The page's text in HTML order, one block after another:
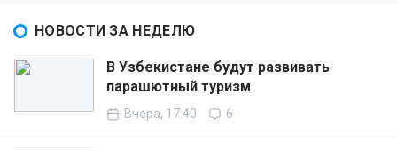
НОВОСТИ ЗА НЕДЕЛЮ
В Узбекистане будут развивать
парашютный туризм
Вчера, 17:40 6